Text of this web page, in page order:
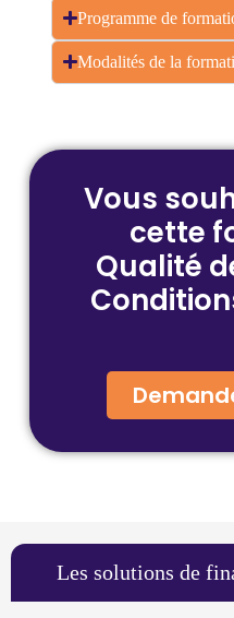
Programme de
Modalités de la
Vous
cette
Qualité
Les solutions de